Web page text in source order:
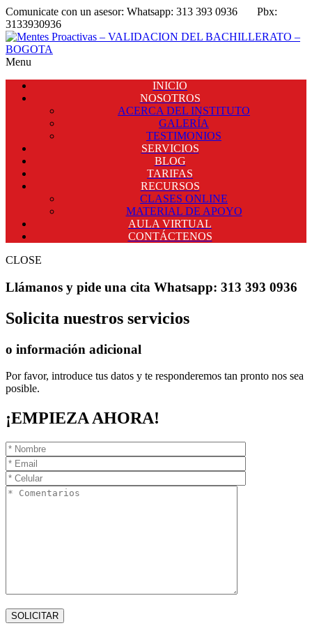
Comunicate con un asesor: Whatsapp: 313 393 0936 Pbx:
3133930936
Menu
INICIO
NOSOTROS
ACERCA DEL INSTITUTO
GALERÍA
TESTIMONIOS
SERVICIOS
BLOG
TARIFAS
RECURSOS
CLASES ONLINE
MATERIAL DE APOYO
AULA VIRTUAL
CONTÁCTENOS
CLOSE
Llámanos y pide una cita Whatsapp: 313 393 0936
Solicita nuestros servicios
o información adicional
Por favor, introduce tus datos y te responderemos tan pronto nos sea
posible.
¡EMPIEZA AHORA!